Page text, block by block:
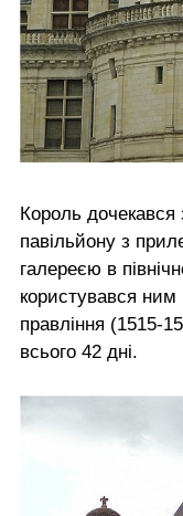
Король дочекався
павільйону з
галереєю в
користувався ним
правління (1515-
всього 42 дні.